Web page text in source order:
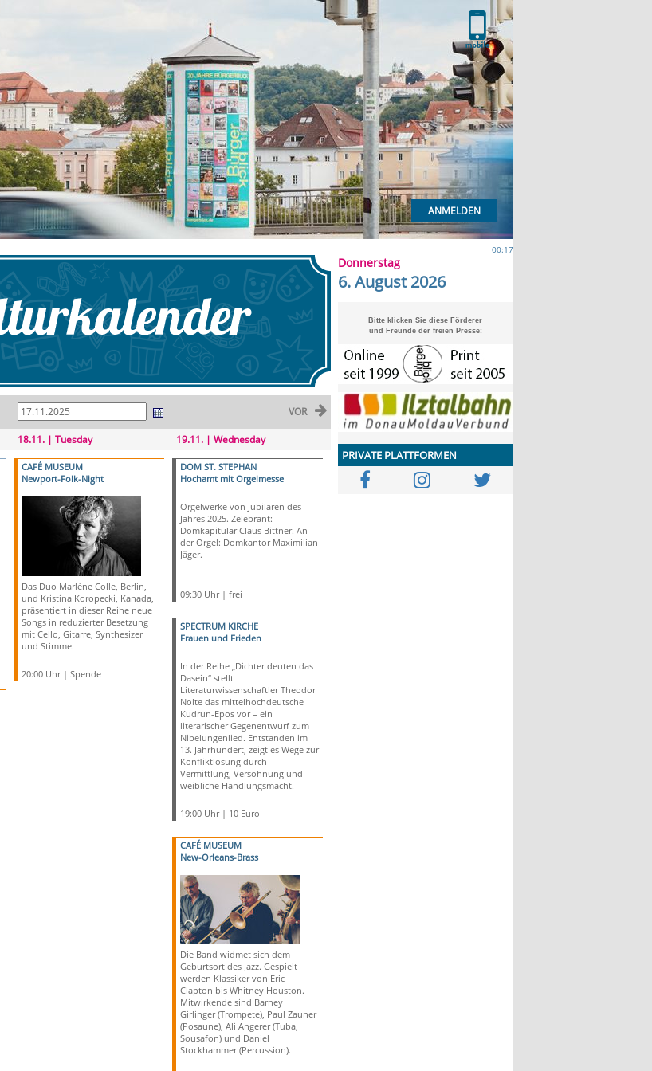
ANMELDEN
VOR
18.11. | Tuesday
CAFÉ MUSEUM
Newport-Folk-Night
Das Duo Marlène Colle, Berlin,
und Kristina Koropecki, Kanada,
präsentiert in dieser Reihe neue
Songs in reduzierter Besetzung
mit Cello, Gitarre, Synthesizer
und Stimme.
20:00 Uhr | Spende
19.11. | Wednesday
DOM ST. STEPHAN
Hochamt mit Orgelmesse
Orgelwerke von Jubilaren des
Jahres 2025. Zelebrant:
Domkapitular Claus Bittner. An
der Orgel: Domkantor Maximilian
Jäger.
09:30 Uhr | frei
SPECTRUM KIRCHE
Frauen und Frieden
In der Reihe „Dichter deuten das
Dasein“ stellt
Literaturwissenschaftler Theodor
Nolte das mittelhochdeutsche
Kudrun-Epos vor – ein
literarischer Gegenentwurf zum
Nibelungenlied. Entstanden im
13. Jahrhundert, zeigt es Wege zur
Konfliktlösung durch
Vermittlung, Versöhnung und
weibliche Handlungsmacht.
19:00 Uhr | 10 Euro
CAFÉ MUSEUM
New-Orleans-Brass
Die Band widmet sich dem
Geburtsort des Jazz. Gespielt
werden Klassiker von Eric
Clapton bis Whitney Houston.
Mitwirkende sind Barney
Girlinger (Trompete), Paul Zauner
(Posaune), Ali Angerer (Tuba,
Sousafon) und Daniel
Stockhammer (Percussion).
00:17
Donnerstag
6. August 2026
Bitte klicken Sie diese Förderer
und Freunde der freien Presse:
PRIVATE PLATTFORMEN